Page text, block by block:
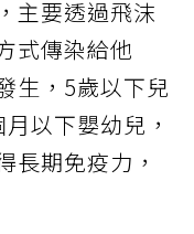
主要透過飛沫
式傳染給他
生，5歲以下兒
以下嬰幼兒，
長期免疫力，